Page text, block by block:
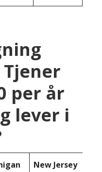
per år
lever i
New Jersey